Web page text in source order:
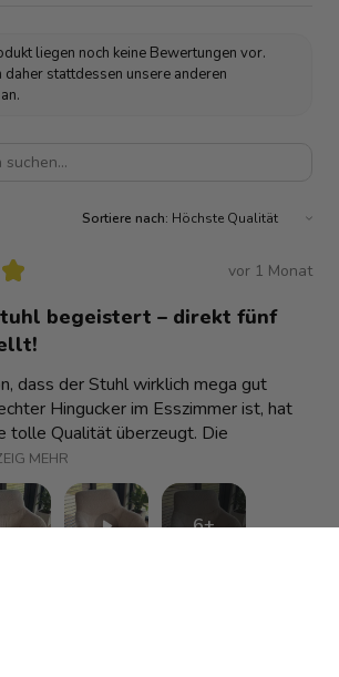
liegen noch keine Bewertungen vor.
daher stattdessen unsere anderen
Sortiere nach:
★ vor 1 Monat
begeistert – direkt fünf
dass der Stuhl wirklich mega gut
Hingucker im Esszimmer ist, hat
tolle Qualität überzeugt. Die
MEHR
6+